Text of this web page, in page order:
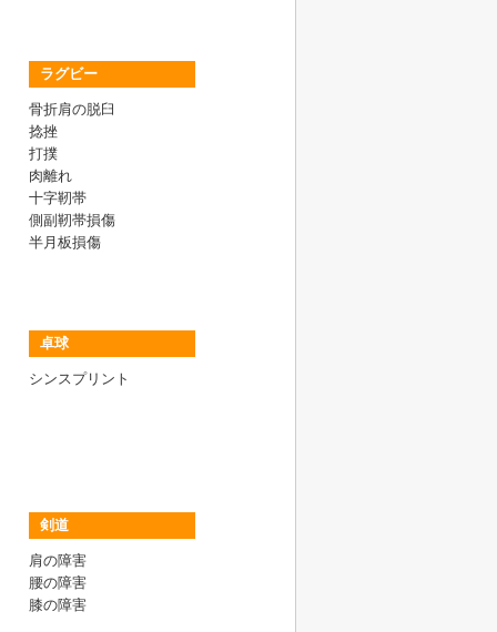
ラグビー
骨折肩の脱臼
捻挫
打撲
肉離れ
十字靭帯
側副靭帯損傷
半月板損傷
卓球
シンスプリント
剣道
肩の障害
腰の障害
膝の障害